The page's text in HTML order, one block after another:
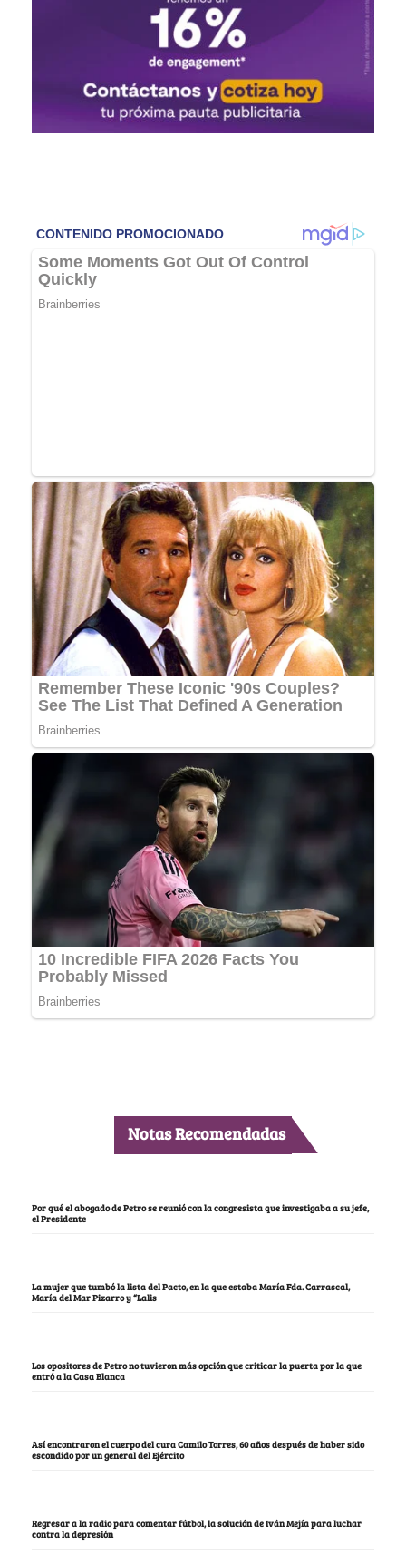
Notas Recomendadas
Por qué el abogado de Petro se reunió con la congresista que investigaba a su jefe,
el Presidente
La mujer que tumbó la lista del Pacto, en la que estaba María Fda. Carrascal,
María del Mar Pizarro y “Lalis
Los opositores de Petro no tuvieron más opción que criticar la puerta por la que
entró a la Casa Blanca
Así encontraron el cuerpo del cura Camilo Torres, 60 años después de haber sido
escondido por un general del Ejército
Regresar a la radio para comentar fútbol, la solución de Iván Mejía para luchar
contra la depresión